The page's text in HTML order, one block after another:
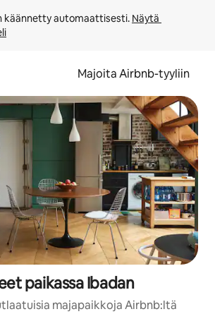
käännetty automaattisesti. Näytä
Majoita Airbnb-tyyliin
paikassa Ibadan
majapaikkoja Airbnb:ltä